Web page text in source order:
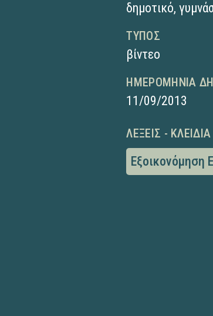
δημοτικό,
ΤΎΠΟΣ
βίντεο
ΗΜΕΡΟΜΗΝΊΑ
11/09/2013
ΛΈΞΕΙΣ - ΚΛΕΙΔΙΆ
Εξοικονόμηση